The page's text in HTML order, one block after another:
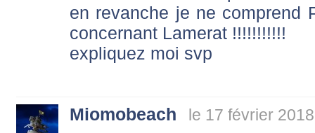
en revanche je ne comprend
concernant Lamerat !!!!!!!!!!!
expliquez moi svp
Miomobeach le 17 février